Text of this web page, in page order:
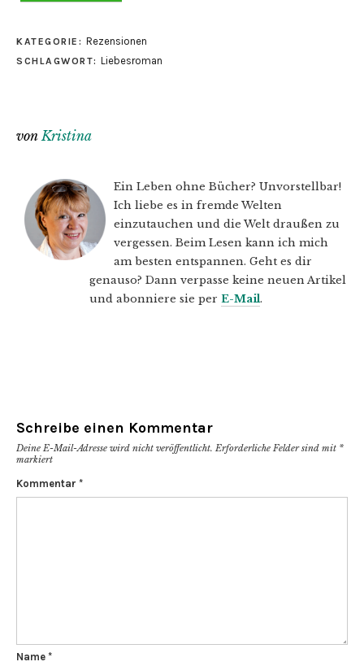
KATEGORIE: Rezensionen
SCHLAGWORT: Liebesroman
vonKristina
Ein Leben ohne Bücher? Unvorstellbar!
Ich liebe es in fremde Welten
einzutauchen und die Welt draußen zu
vergessen. Beim Lesen kann ich mich
am besten entspannen. Geht es dir
genauso? Dann verpasse keine neuen Artikel
und abonniere sie per E-Mail.
Schreibe einen Kommentar
Deine E-Mail-Adresse wird nicht veröffentlicht. Erforderliche Felder sind mit *
markiert
Kommentar *
Name *